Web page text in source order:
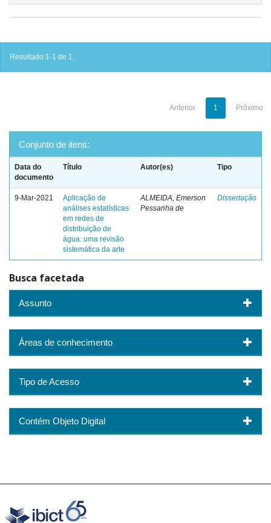
Resultado 1-1 de 1.
Anterior 1 Próximo
Conjunto de itens:
Data do
documento
Título Autor(es) Tipo
9-Mar-2021
Aplicação de
análises estatísticas
em redes de
distribuição de
água: uma revisão
sistemática da arte
ALMEIDA, Emerson
Pessanha de
Dissertação
Busca facetada
Assunto
Áreas de conhecimento
Tipo de Acesso
Contém Objeto Digital